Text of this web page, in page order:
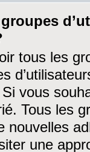
tous les
Si vous
Tous les
nouvelles
une